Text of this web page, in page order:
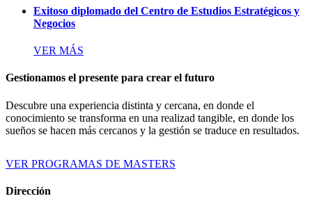
Exitoso diplomado del Centro de Estudios Estratégicos y
Negocios
VER MÁS
Gestionamos el presente para crear el futuro
Descubre una experiencia distinta y cercana, en donde el
conocimiento se transforma en una realizad tangible, en donde los
sueños se hacen más cercanos y la gestión se traduce en resultados.
VER PROGRAMAS DE MASTERS
Dirección